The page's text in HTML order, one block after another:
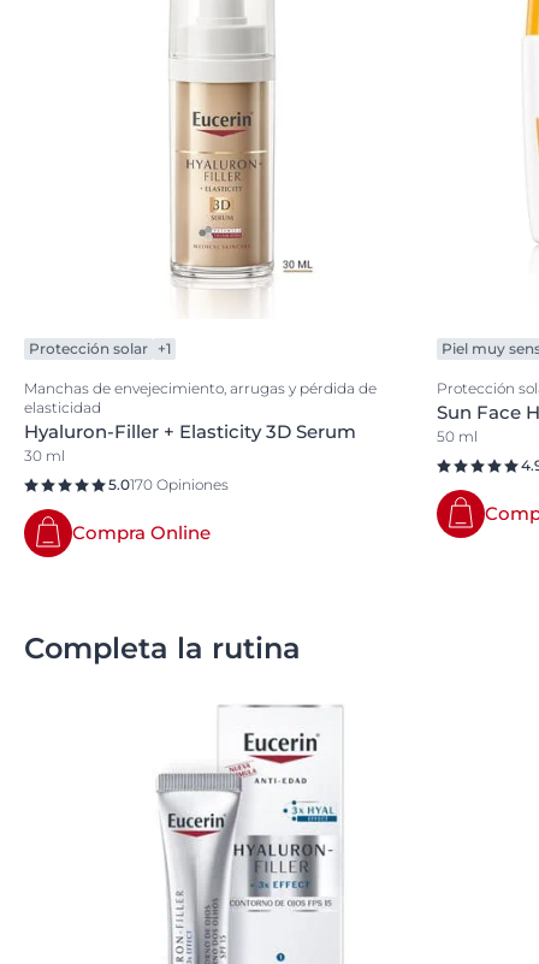
Protección solar +1
Manchas de envejecimiento, arrugas y pérdida de
elasticidad
Hyaluron-Filler + Elasticity 3D Serum
30 ml
5.0170 Opiniones
Compra Online
Piel muy
Protección
Sun Face
50 ml
Completa la rutina